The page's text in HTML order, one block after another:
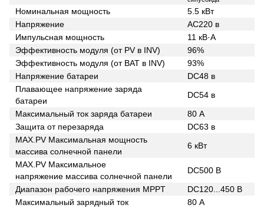
Номинальная мощность
5.5 кВт
Напряжение
AC220 в
Импульсная мощность
11 кВ·А
Эффективность модуля (от PV в INV)
96%
Эффективность модуля (от BAT в INV)
93%
Напряжение батареи
DC48 в
Плавающее напряжение заряда
батареи
DC54 в
Максимальный ток заряда батареи
80 А
Защита от перезаряда
DC63 в
MAX.PV Максимальная мощность
массива солнечной панели
6 кВт
MAX.PV Максимальное
напряжение массива солнечной панели
DC500 В
Диапазон рабочего напряжения MPPT
DC120...450 В
Максимальный зарядный ток
80 А